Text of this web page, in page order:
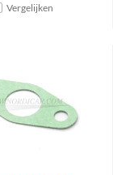
Vergelijken